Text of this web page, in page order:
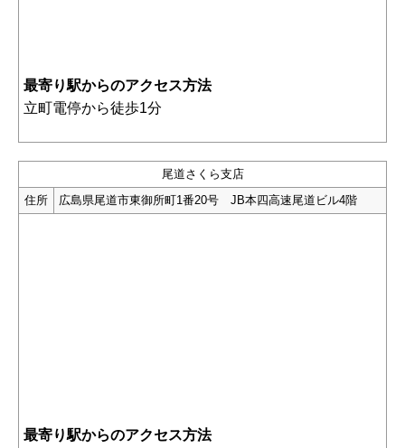
最寄り駅からのアクセス方法
立町電停から徒歩1分
尾道さくら支店
住所
広島県尾道市東御所町1番20号 JB本四高速尾道ビル4階
最寄り駅からのアクセス方法